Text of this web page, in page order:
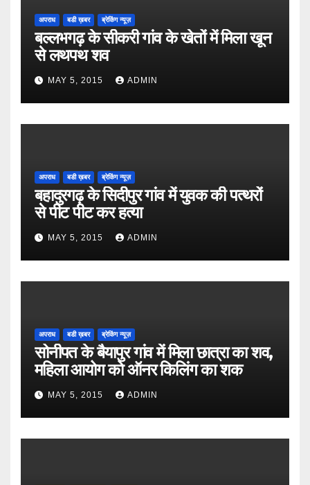
अपराध बडी ख़बर ब्रेकिंग न्यूज़
बल्लभगढ़ के सीकरी गांव के खेतों में मिला खून
से लथपथ शव
MAY 5, 2015 ADMIN
अपराध बडी ख़बर ब्रेकिंग न्यूज़
बहादुरगढ़ के सिदीपुर गांव में युवक की पत्थरों
से पीट पीट कर हत्या
MAY 5, 2015 ADMIN
अपराध बडी ख़बर ब्रेकिंग न्यूज़
सोनीपत के बैयापुर गांव में मिला छात्रा का शव,
महिला आयोग को ऑनर किलिंग का शक
MAY 5, 2015 ADMIN